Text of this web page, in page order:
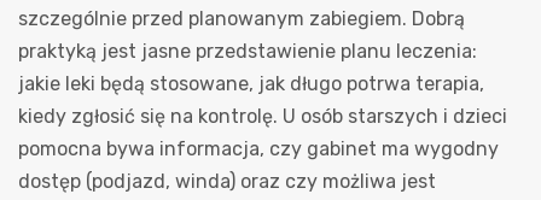
szczególnie przed planowanym zabiegiem. Dobrą
praktyką jest jasne przedstawienie planu leczenia:
jakie leki będą stosowane, jak długo potrwa terapia,
kiedy zgłosić się na kontrolę. U osób starszych i dzieci
pomocna bywa informacja, czy gabinet ma wygodny
dostęp (podjazd, winda) oraz czy możliwa jest